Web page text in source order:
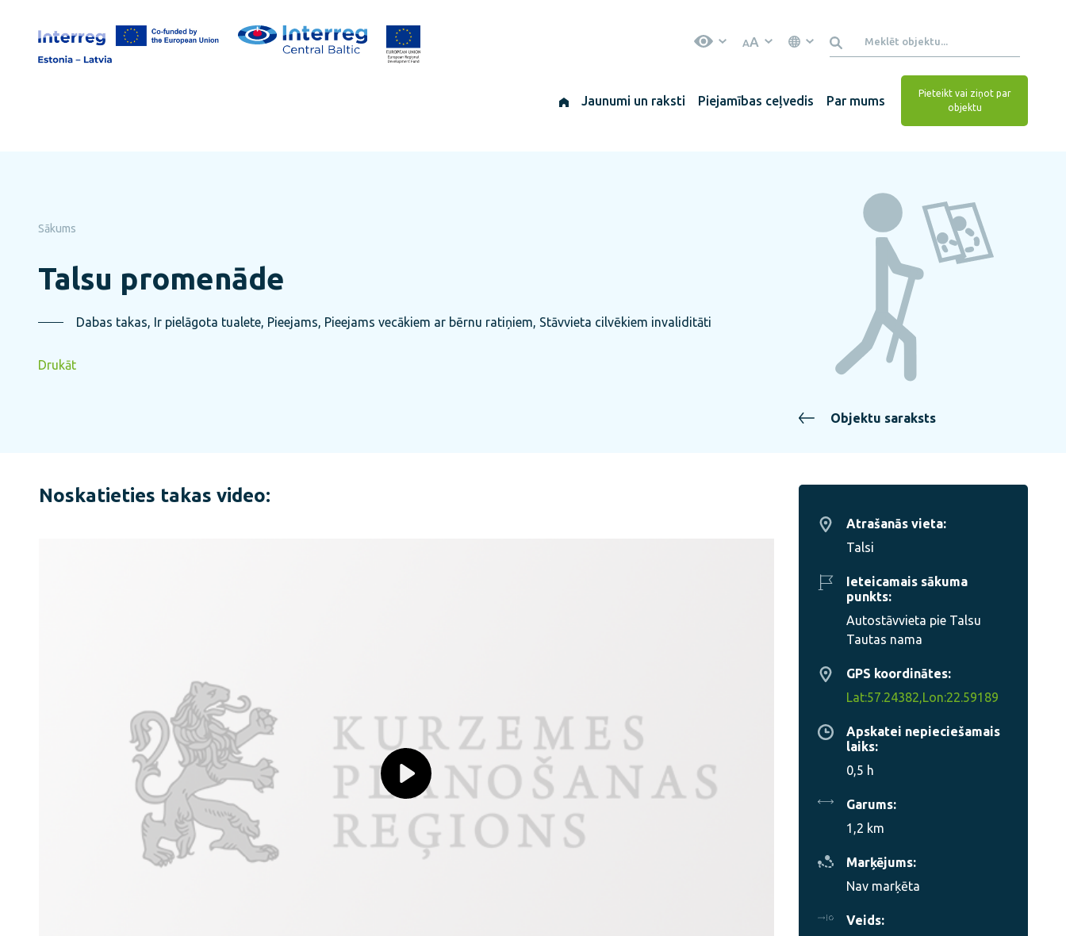
AA
Jaunumi un raksti Piejamības ceļvedis Par mums
Pieteikt vai ziņot par
objektu
Sākums
Talsu promenāde
Dabas takas, Ir pielāgota tualete, Pieejams, Pieejams vecākiem ar bērnu ratiņiem, Stāvvieta cilvēkiem invaliditāti
Drukāt
Objektu saraksts
Noskatieties takas video:
Atrašanās vieta:
Talsi
Ieteicamais sākuma
punkts:
Autostāvvieta pie Talsu
Tautas nama
GPS koordinātes:
Lat:57.24382,Lon:22.59189
Apskatei nepieciešamais
laiks:
0,5 h
Garums:
1,2 km
Marķējums:
Nav marķēta
Veids: